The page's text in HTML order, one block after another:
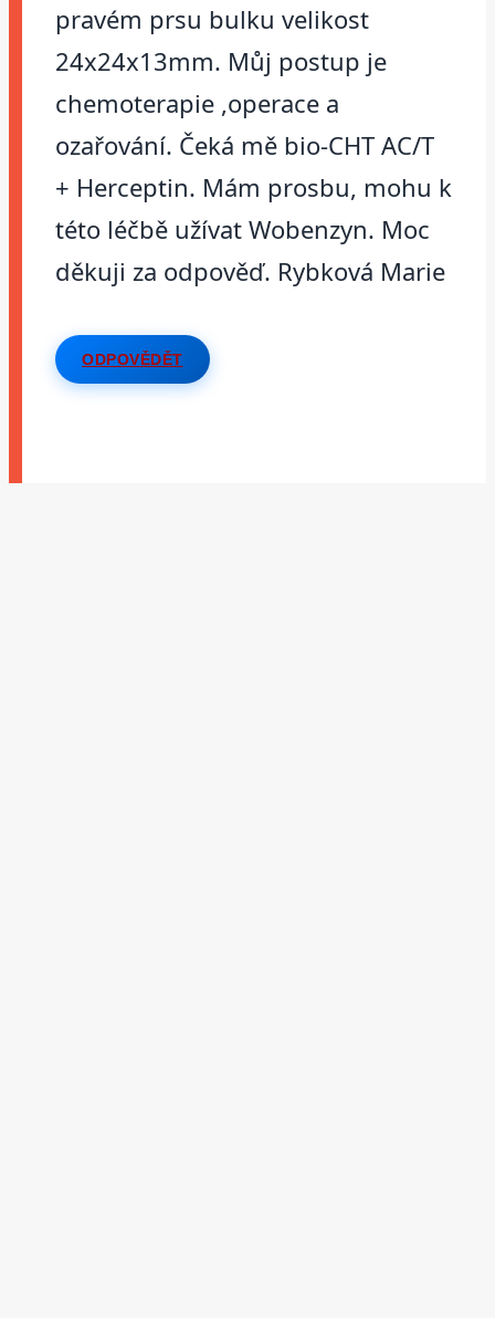
pravém prsu bulku velikost
24x24x13mm. Můj postup je
chemoterapie ,operace a
ozařování. Čeká mě bio-CHT AC/T
+ Herceptin. Mám prosbu, mohu k
této léčbě užívat Wobenzyn. Moc
děkuji za odpověď. Rybková Marie
ODPOVĚDĚT